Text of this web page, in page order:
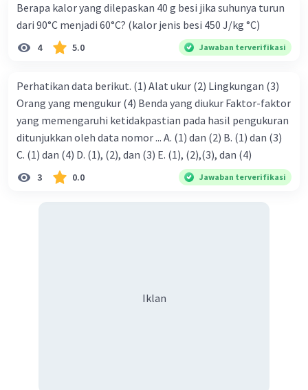
Berapa kalor yang dilepaskan 40 g besi jika suhunya turun
dari 90°C menjadi 60°C? (kalor jenis besi 450 J/kg °C)
4 5.0 Jawaban terverifikasi
Perhatikan data berikut. (1) Alat ukur (2) Lingkungan (3)
Orang yang mengukur (4) Benda yang diukur Faktor-faktor
yang memengaruhi ketidakpastian pada hasil pengukuran
ditunjukkan oleh data nomor ... A. (1) dan (2) B. (1) dan (3)
C. (1) dan (4) D. (1), (2), dan (3) E. (1), (2),(3), dan (4)
3 0.0 Jawaban terverifikasi
Iklan